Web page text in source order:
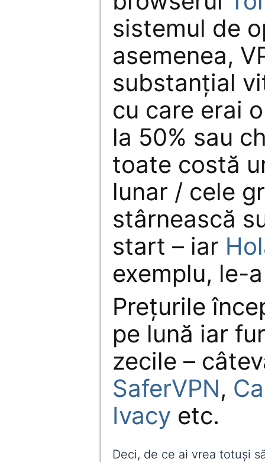
sistemul de
asemenea,
substanțial
cu care erai
la 50% sau
toate costă
lunar / cele
stârnească
start – iar
exemplu, le-
Prețurile
pe lună iar
zecile –
SaferVPN,
Ivacy etc.
Deci, de ce ai vrea totuși